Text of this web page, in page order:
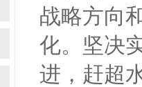
战略方向和
化。
进，赶超